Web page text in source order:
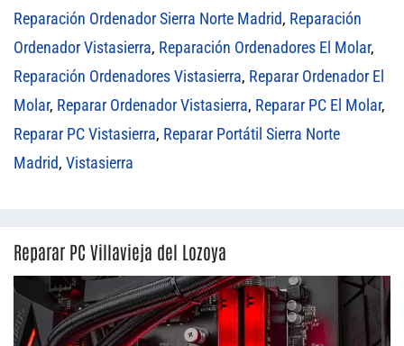
Reparación Ordenador Sierra Norte Madrid, Reparación
Ordenador Vistasierra, Reparación Ordenadores El Molar,
Reparación Ordenadores Vistasierra, Reparar Ordenador El
Molar, Reparar Ordenador Vistasierra, Reparar PC El Molar,
Reparar PC Vistasierra, Reparar Portátil Sierra Norte
Madrid, Vistasierra
Reparar PC Villavieja del Lozoya